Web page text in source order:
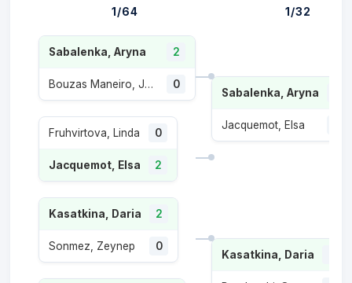
1/64
Sabalenka, Aryna 2
Bouzas Maneiro, Jessica 0
Fruhvirtova, Linda 0
Jacquemot, Elsa 2
Kasatkina, Daria 2
Sonmez, Zeynep 0
1/32
Sabalenka, Aryna
Jacquemot, Elsa
Kasatkina, Daria